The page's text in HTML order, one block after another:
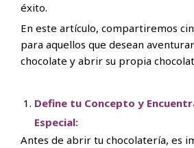
éxito.
En este artículo, compartiremos
para aquellos que desean
chocolate y abrir su propia
Define tu Concepto y
Especial:
Antes de abrir tu chocolatería, es